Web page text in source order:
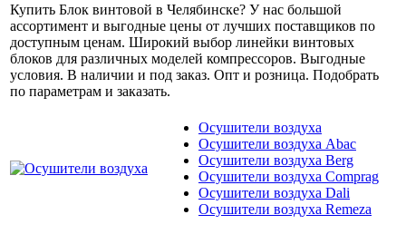
Купить Блок винтовой в Челябинске? У нас большой
ассортимент и выгодные цены от лучших поставщиков по
доступным ценам. Широкий выбор линейки винтовых
блоков для различных моделей компрессоров. Выгодные
условия. В наличии и под заказ. Опт и розница. Подобрать
по параметрам и заказать.
Осушители воздуха
Осушители воздуха Abac
Осушители воздуха Berg
Осушители воздуха Comprag
Осушители воздуха Dali
Осушители воздуха Remeza